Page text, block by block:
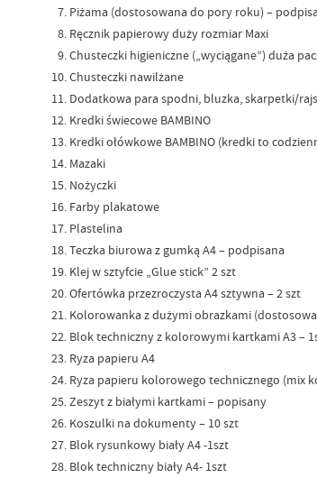
Piżama (dostosowana do pory roku) –
Ręcznik papierowy duży rozmiar Maxi
Chusteczki higieniczne („wyciągane”) duża
Chusteczki nawilżane
Dodatkowa para spodni, bluzka, skarpetki/
Kredki świecowe BAMBINO
Kredki ołówkowe BAMBINO (kredki to
Mazaki
Nożyczki
Farby plakatowe
Plastelina
Teczka biurowa z gumką A4 – podpisana
Klej w sztyfcie „Glue stick” 2 szt
Ofertówka przezroczysta A4 sztywna – 2 szt
Kolorowanka z dużymi obrazkami
Blok techniczny z kolorowymi kartkami A3 –
Ryza papieru A4
Ryza papieru kolorowego technicznego (mix
Zeszyt z białymi kartkami – popisany
Koszulki na dokumenty – 10 szt
Blok rysunkowy biały A4 -1szt
Blok techniczny biały A4- 1szt